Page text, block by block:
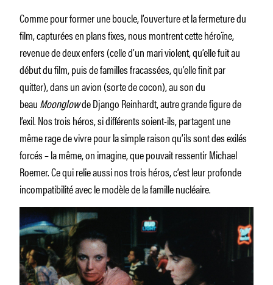
Comme pour former une boucle, l’ouverture et la fermeture du
film, capturées en plans fixes, nous montrent cette héroïne,
revenue de deux enfers (celle d’un mari violent, qu’elle fuit au
début du film, puis de familles fracassées, qu’elle finit par
quitter), dans un avion (sorte de cocon), au son du
beauMoonglowde Django Reinhardt, autre grande figure de
l’exil. Nos trois héros, si différents soient-ils, partagent une
même rage de vivre pour la simple raison qu’ils sont des exilés
forcés – la même, on imagine, que pouvait ressentir Michael
Roemer. Ce qui relie aussi nos trois héros, c’est leur profonde
incompatibilité avec le modèle de la famille nucléaire.